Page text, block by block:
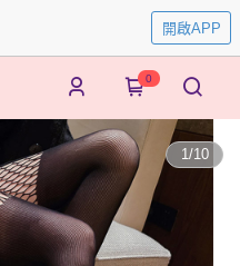
開啟APP
0
1/10